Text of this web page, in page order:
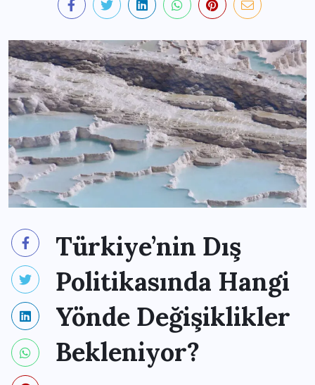
Türkiye’nin Dış
Politikasında Hangi
Yönde Değişiklikler
Bekleniyor?